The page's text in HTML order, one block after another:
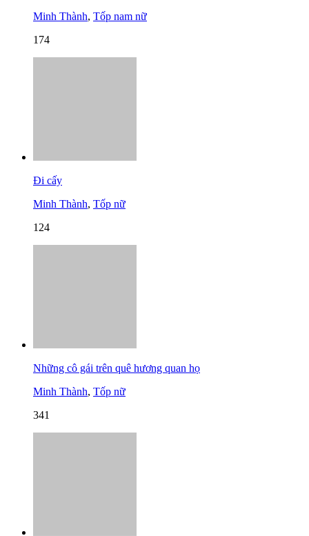
Minh Thành, Tốp nam nữ
174
Đi cấy
Minh Thành, Tốp nữ
124
Những cô gái trên quê hương quan họ
Minh Thành, Tốp nữ
341